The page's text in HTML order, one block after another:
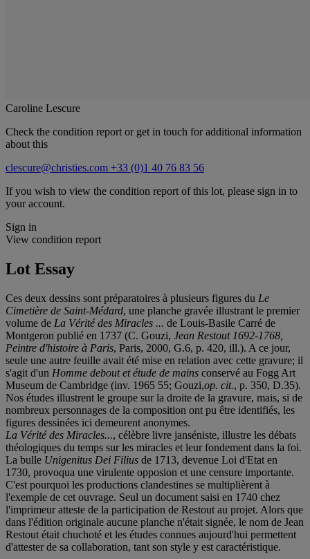
Caroline Lescure
Check the condition report or get in touch for additional information
about this
clescure@christies.com +33 (0)1 40 76 83 56
If you wish to view the condition report of this lot, please sign in to
your account.
Sign in
View condition report
Lot Essay
Ces deux dessins sont préparatoires à plusieurs figures du Le
Cimetière de Saint-Médard, une planche gravée illustrant le premier
volume de La Vérité des Miracles ... de Louis-Basile Carré de
Montgeron publié en 1737 (C. Gouzi, Jean Restout 1692-1768,
Peintre d'histoire à Paris, Paris, 2000, G.6, p. 420, ill.). A ce jour,
seule une autre feuille avait été mise en relation avec cette gravure; il
s'agit d'un Homme debout et étude de mains conservé au Fogg Art
Museum de Cambridge (inv. 1965 55; Gouzi,op. cit., p. 350, D.35).
Nos études illustrent le groupe sur la droite de la gravure, mais, si de
nombreux personnages de la composition ont pu être identifiés, les
figures dessinées ici demeurent anonymes.
La Vérité des Miracles..., célèbre livre janséniste, illustre les débats
théologiques du temps sur les miracles et leur fondement dans la foi.
La bulle Unigenitus Dei Filius de 1713, devenue Loi d'Etat en
1730, provoqua une virulente opposion et une censure importante.
C'est pourquoi les productions clandestines se multiplièrent à
l'exemple de cet ouvrage. Seul un document saisi en 1740 chez
l'imprimeur atteste de la participation de Restout au projet. Alors que
dans l'édition originale aucune planche n'était signée, le nom de Jean
Restout était chuchoté et les études connues aujourd'hui permettent
d'attester de sa collaboration, tant son style y est caractéristique.